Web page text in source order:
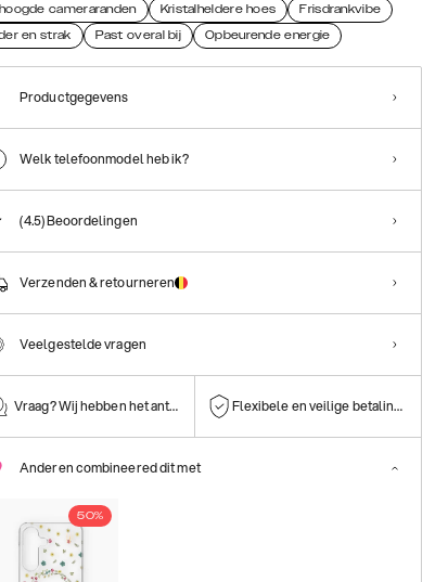
cameraranden Kristalheldere hoes
Frisdrankvibe
en strak
Past overal bij Opbeurende energie
Productgegevens
Welk telefoonmodel heb ik?
(4.5)Beoordelingen
Verzenden & retourneren
Veelgestelde vragen
Vraag? Wij hebben het antwoord! Flexibele en veilige betalingen
Anderen combineered dit met
50%